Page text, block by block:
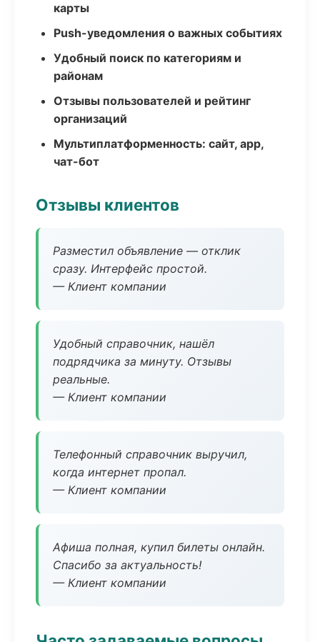
карты
Push-уведомления о важных событиях
Удобный поиск по категориям и
районам
Отзывы пользователей и рейтинг
организаций
Мультиплатформенность: сайт, app,
чат-бот
Отзывы клиентов
Разместил объявление — отклик
сразу. Интерфейс простой.
— Клиент компании
Удобный справочник, нашёл
подрядчика за минуту. Отзывы
реальные.
— Клиент компании
Телефонный справочник выручил,
когда интернет пропал.
— Клиент компании
Афиша полная, купил билеты онлайн.
Спасибо за актуальность!
— Клиент компании